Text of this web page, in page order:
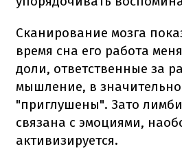
Сканирование мозга
время сна его работа
доли, ответственные за
мышление, в
"приглушены". Зато
связана с эмоциями,
активизируется.